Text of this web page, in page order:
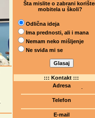
Šta mislite o zabrani
mobitela u školi?
Odlična ideja
Ima prednosti, ali i mana
Nemam neko mišljenje
Ne sviđa mi se
::: Kontakt :::
Adresa
(Šetalište I.G. Kovačića 1)
75000 Tuzla, BiH
Telefon
E-mail